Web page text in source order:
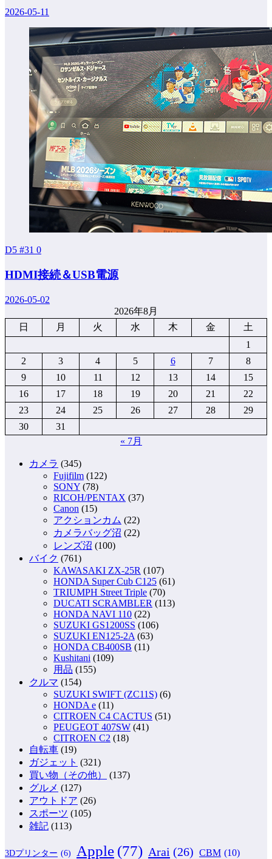
2026-05-11
D5 #31 0
HDMI接続＆USB電源
2026-05-02
2026年8月
日
月 火 水 木 金
土
1
2
3 4 5 6 7
8
9
10 11 12 13 14
15
16
17 18 19 20 21
22
23
24 25 26 27 28
29
30
31
« 7月
カメラ (345)
Fujifilm (122)
SONY (78)
RICOH/PENTAX (37)
Canon (15)
アクションカム (22)
カメラバッグ沼 (22)
レンズ沼 (100)
バイク (761)
KAWASAKI ZX-25R (107)
HONDA Super Cub C125 (61)
TRIUMPH Street Triple (70)
DUCATI SCRAMBLER (113)
HONDA NAVI 110 (22)
SUZUKI GS1200SS (106)
SUZUKI EN125-2A (63)
HONDA CB400SB (11)
Kushitani (109)
用品 (155)
クルマ (154)
SUZUKI SWIFT (ZC11S) (6)
HONDA e (11)
CITROEN C4 CACTUS (51)
PEUGEOT 407SW (41)
CITROEN C2 (18)
自転車 (19)
ガジェット (321)
買い物（その他）
(137)
グルメ (127)
アウトドア (26)
スポーツ (105)
雑記 (113)
3Dプリンター (6) Apple (77) Arai (26) CBM (10)